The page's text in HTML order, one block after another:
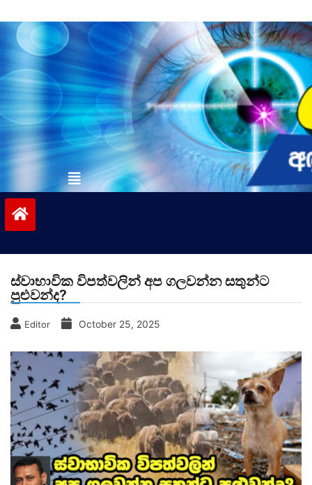
to
contentvinivida.lk
ස්වාභාවික විපත්වලින් අප ගලවන්න සතුන්ට
පුළුවන්ද?
Editor October 25, 2025